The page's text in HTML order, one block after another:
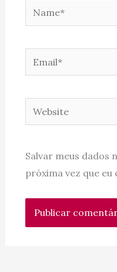
Name*
Email*
Website
Salvar meus dados
próxima vez que eu